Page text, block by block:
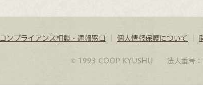
コンプライアンス相談・通報窓口 個人情報保護について
© 1993 COOP KYUSHU 法人番号